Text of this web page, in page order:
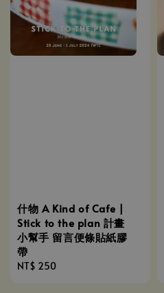
什物 A Kind of Cafe |
Stick to the plan 計畫
小幫手 留言便條貼紙膠
帶
Regular
NT$ 250